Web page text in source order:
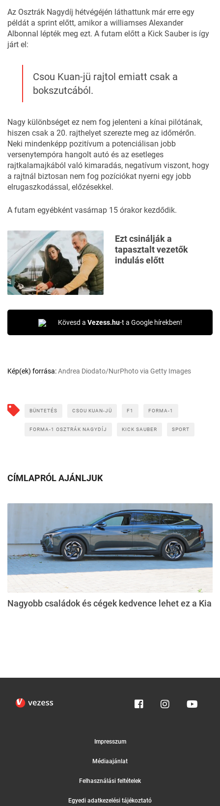
Az Osztrák Nagydíj hétvégéjén láthattunk már erre egy
példát a sprint előtt, amikor a williamses Alexander
Albonnal lépték meg ezt. A futam előtt a Kick Sauber is így
járt el:
Csou Kuan-jü rajtol emiatt csak a
bokszutcából.
Nagy különbséget ez nem fog jelenteni a kínai pilótának,
hiszen csak a 20. rajthelyet szerezte meg az időmérőn.
Neki mindenképp pozitívum a potenciálisan jobb
versenytempóra hangolt autó és az esetleges
rajtkalamajkából való kimaradás, negatívum viszont, hogy
a rajtnál biztosan nem fog pozíciókat nyerni egy jobb
elrugaszkodással, előzésekkel.
A futam egyébként vasárnap 15 órakor kezdődik.
Ezt csinálják a
tapasztalt vezetők
indulás előtt
Kövesd a Vezess.hu-t a Google hírekben!
Kép(ek) forrása:Andrea Diodato/NurPhoto via Getty Images
BÜNTETÉS CSOU KUAN-JÜ F1 FORMA-1
FORMA-1 OSZTRÁK NAGYDÍJ KICK SAUBER SPORT
CÍMLAPRÓL AJÁNLJUK
Nagyobb családok és cégek kedvence lehet ez a Kia
Impresszum
Médiaajánlat
Felhasználási feltételek
Egyedi adatkezelési tájékoztató